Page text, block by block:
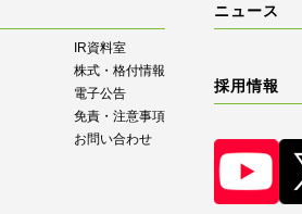
IR資料室
株式・格付情報
電子公告
免責・注意事項
お問い合わせ
ニュース
採用情報